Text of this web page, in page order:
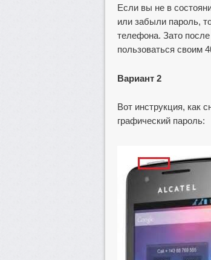
Если вы не в
или забыли пароль,
телефона. Зато
пользоваться своим
Вариант 2
Вот инструкция, как
графический пароль: